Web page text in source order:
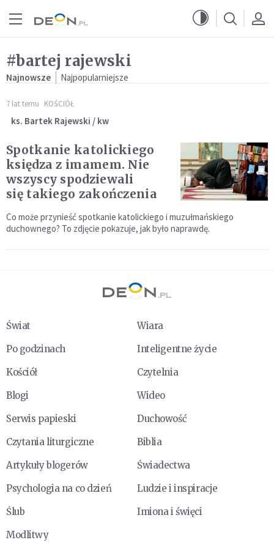
#bartej rajewski
Najnowsze Najpopularniejsze
7 lat temu KOŚCIÓŁ
ks. Bartek Rajewski / kw
Spotkanie katolickiego
księdza z imamem. Nie
wszyscy spodziewali
się takiego zakończenia
Co może przynieść spotkanie katolickiego i muzułmańskiego
duchownego? To zdjęcie pokazuje, jak było naprawdę.
Świat
Wiara
Po godzinach
Inteligentne życie
Kościół
Czytelnia
Blogi
Wideo
Serwis papieski
Duchowość
Czytania liturgiczne
Biblia
Artykuły blogerów
Świadectwa
Psychologia na co dzień
Ludzie i inspiracje
Ślub
Imiona i święci
Modlitwy